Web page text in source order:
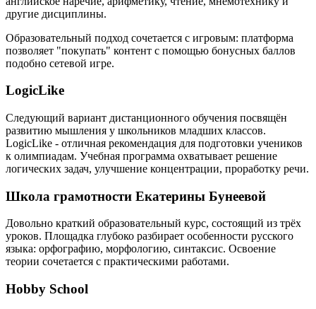
другие дисциплины.
Образовательный подход сочетается с игровым: платформа
позволяет "покупать" контент с помощью бонусных баллов
подобно сетевой игре.
LogicLike
Следующий вариант дистанционного обучения посвящён
развитию мышления у школьников младших классов.
LogicLike - отличная рекомендация для подготовки учеников
к олимпиадам. Учебная программа охватывает решение
логических задач, улучшение концентрации, проработку речи.
Школа грамотности Екатерины Бунеевой
Довольно краткий образовательный курс, состоящий из трёх
уроков. Площадка глубоко разбирает особенности русского
языка: орфографию, морфологию, синтаксис. Освоение
теории сочетается с практическими работами.
Hobby School